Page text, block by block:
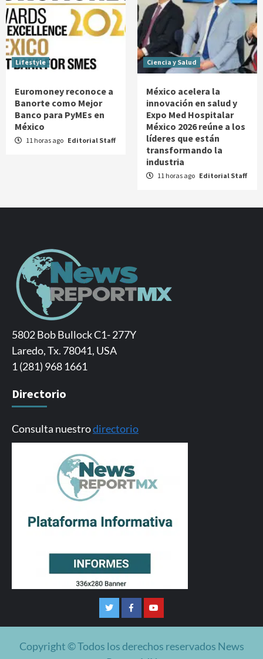
Lifestyle
Euromoney reconoce a
Banorte como Mejor
Banco para PyMEs en
México
11 horas ago Editorial Staff
Ciencia y Salud
México acelera la
innovación en salud y
Expo Med Hospitalar
México 2026 reúne a los
líderes que están
transformando la
industria
11 horas ago Editorial Staff
5802 Bob Bullock C1- 277Y
Laredo, Tx. 78041, USA
1 (281) 968 1661
Directorio
Consulta nuestrodirectorio
TwitterFacebookYoutube
Copyright © Todos los derechos reservados News